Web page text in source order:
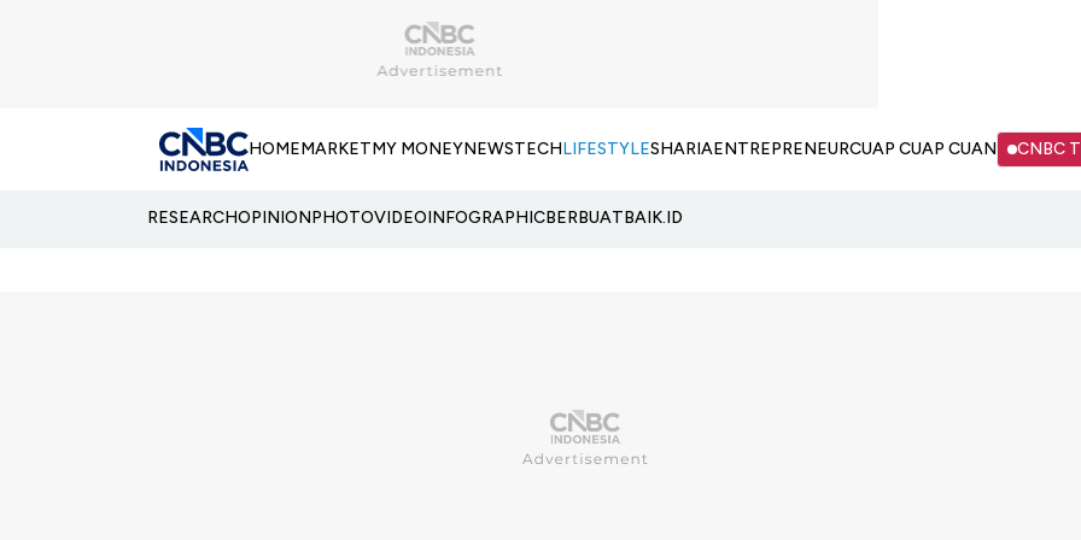
HOMEMARKETMY MONEYNEWSTECHLIFESTYLESHARIAENTREPRENEURCUAP CUAP CUAN CNBC
RESEARCHOPINIONPHOTOVIDEOINFOGRAPHICBERBUATBAIK.ID